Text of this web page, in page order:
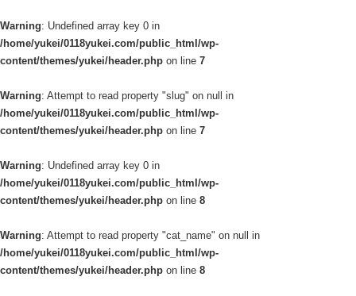
Warning: Undefined array key 0 in
/home/yukei/0118yukei.com/public_html/wp-
content/themes/yukei/header.php on line 7
Warning: Attempt to read property "slug" on null in
/home/yukei/0118yukei.com/public_html/wp-
content/themes/yukei/header.php on line 7
Warning: Undefined array key 0 in
/home/yukei/0118yukei.com/public_html/wp-
content/themes/yukei/header.php on line 8
Warning: Attempt to read property "cat_name" on null in
/home/yukei/0118yukei.com/public_html/wp-
content/themes/yukei/header.php on line 8